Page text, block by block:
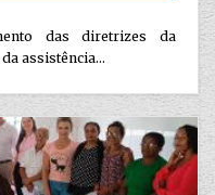
das diretrizes da
assistência...